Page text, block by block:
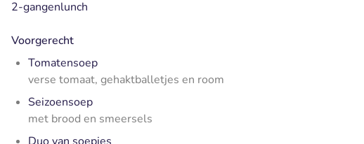
2-gangenlunch
Voorgerecht
Tomatensoep
verse tomaat, gehaktballetjes en room
Seizoensoep
met brood en smeersels